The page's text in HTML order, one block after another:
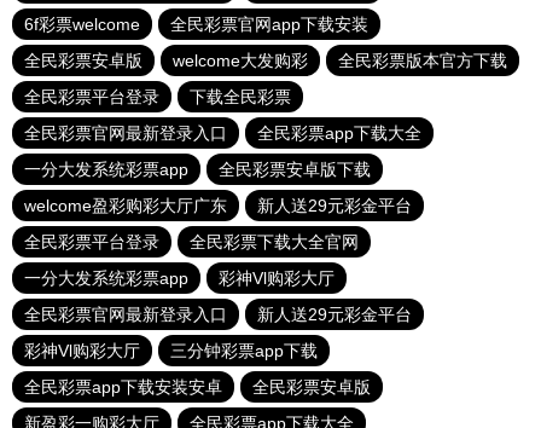
6f彩票welcome
全民彩票官网app下载安装
全民彩票安卓版
welcome大发购彩
全民彩票版本官方下载
全民彩票平台登录
下载全民彩票
全民彩票官网最新登录入口
全民彩票app下载大全
一分大发系统彩票app
全民彩票安卓版下载
welcome盈彩购彩大厅广东
新人送29元彩金平台
全民彩票平台登录
全民彩票下载大全官网
一分大发系统彩票app
彩神Vl购彩大厅
全民彩票官网最新登录入口
新人送29元彩金平台
彩神Vl购彩大厅
三分钟彩票app下载
全民彩票app下载安装安卓
全民彩票安卓版
新盈彩一购彩大厅
全民彩票app下载大全